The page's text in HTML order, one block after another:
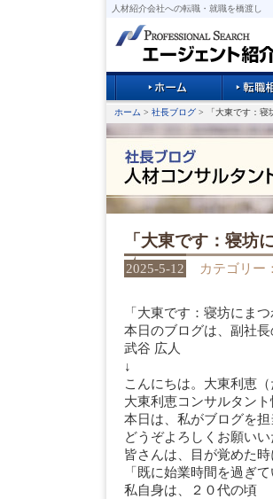
人材紹介会社への転職・就職を橋渡し
ホーム > 社長ブログ > 「大東です：寝
「大東です：寝坊
2025-5-12 カテゴリー：
「大東です：寝坊にまつ
本日のブログは、副社
武谷 広人
↓
こんにちは。大東利恵
大東利恵コンサルタント
本日は、私がブログを担
どうぞよろしくお願いい
皆さんは、目が覚めた時
「既に始業時間を過ぎ
私自身は、２０代の頃